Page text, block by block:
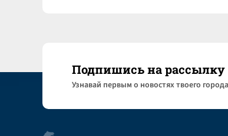
Подпишись на
Узнaвай первым о новостях твоего